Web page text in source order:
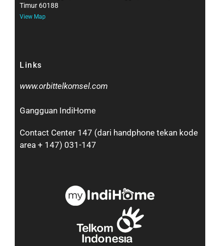
Timur 60188
View Map
Links
www.orbittelkomsel.com
Gangguan IndiHome
Contact Center 147 (dari handphone tekan kode
area + 147) 031-147